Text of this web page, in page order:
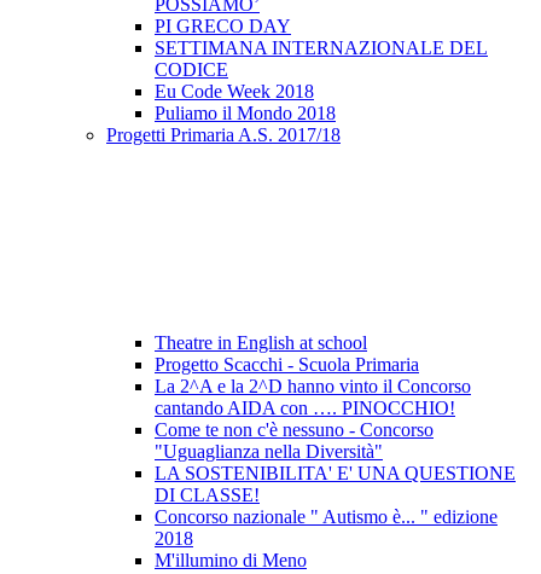
POSSIAMO’
PI GRECO DAY
SETTIMANA INTERNAZIONALE DEL
CODICE
Eu Code Week 2018
Puliamo il Mondo 2018
Progetti Primaria A.S. 2017/18
Theatre in English at school
Progetto Scacchi - Scuola Primaria
La 2^A e la 2^D hanno vinto il Concorso
cantando AIDA con …. PINOCCHIO!
Come te non c'è nessuno - Concorso
"Uguaglianza nella Diversità"
LA SOSTENIBILITA' E' UNA QUESTIONE
DI CLASSE!
Concorso nazionale " Autismo è... " edizione
2018
M'illumino di Meno